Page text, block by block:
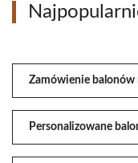
Zamówienie balonów
Personalizowane